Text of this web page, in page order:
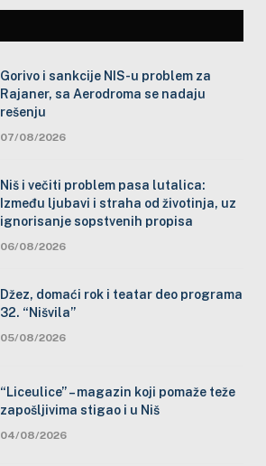
Gorivo i sankcije NIS-u problem za
Rajaner, sa Aerodroma se nadaju
rešenju
07/08/2026
Niš i večiti problem pasa lutalica:
Između ljubavi i straha od životinja, uz
ignorisanje sopstvenih propisa
06/08/2026
Džez, domaći rok i teatar deo programa
32. “Nišvila”
05/08/2026
“Liceulice” – magazin koji pomaže teže
zapošljivima stigao i u Niš
04/08/2026